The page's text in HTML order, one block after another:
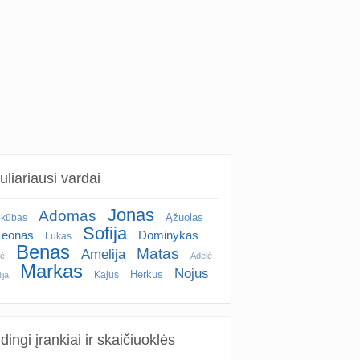
vardai
Adomas Jonas Ąžuolas
Lukas Sofija Dominykas
Benas Amelija Matas
Adelė
Markas Kajus Herkus Nojus
įrankiai ir skaičiuoklės